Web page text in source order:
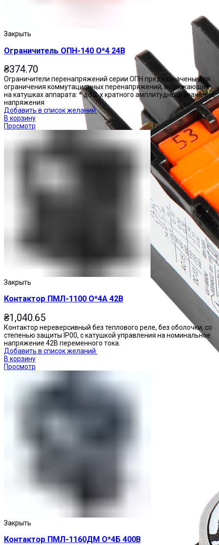
Закрыть
Ограничитель ОПН-140 О*4 24В
₴374.70
Ограничители перенапряжений серии ОПН предназначены для
ограничения коммутационных перенапряжений, возникающих
на катушках аппарата: * до 2-х кратного амплитудного значения
напряжения
Добавить в список желаний
В корзину
Просмотр
Закрыть
Контактор ПМЛ-1100 О*4А 42В
₴1,040.65
Контактор нереверсивный без теплового реле, без оболочки, со
степенью защиты IP00, с катушкой управления на номинальное
напряжение 42В переменного тока.
Добавить в список желаний
В корзину
Просмотр
Закрыть
Контактор ПМЛ-1160ДМ О*4Б 400В